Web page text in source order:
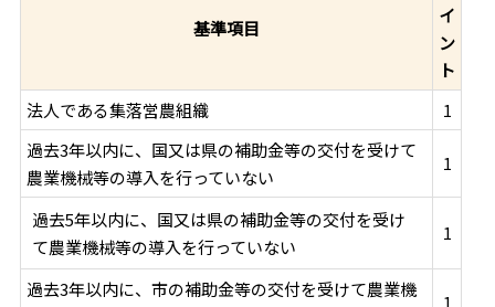
基準項目
イ
ン
ト
法人である集落営農組織
1
過去3年以内に、国又は県の補助金等の交付を受けて
農業機械等の導入を行っていない
1
過去5年以内に、国又は県の補助金等の交付を受け
て農業機械等の導入を行っていない
1
過去3年以内に、市の補助金等の交付を受けて農業機
1